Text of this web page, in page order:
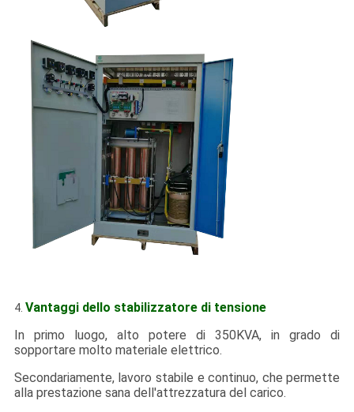
4. Vantaggi dello stabilizzatore di tensione
In primo luogo, alto potere di 350KVA, in grado di
sopportare molto materiale elettrico.
Secondariamente, lavoro stabile e continuo, che permette
alla prestazione sana dell'attrezzatura del carico.